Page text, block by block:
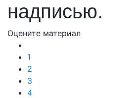
надписью.
Оцените материал
1
2
3
4